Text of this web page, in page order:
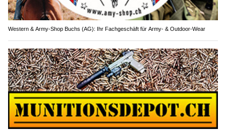
Western & Army-Shop Buchs (AG): Ihr Fachgeschäft für Army- & Outdoor-Wear